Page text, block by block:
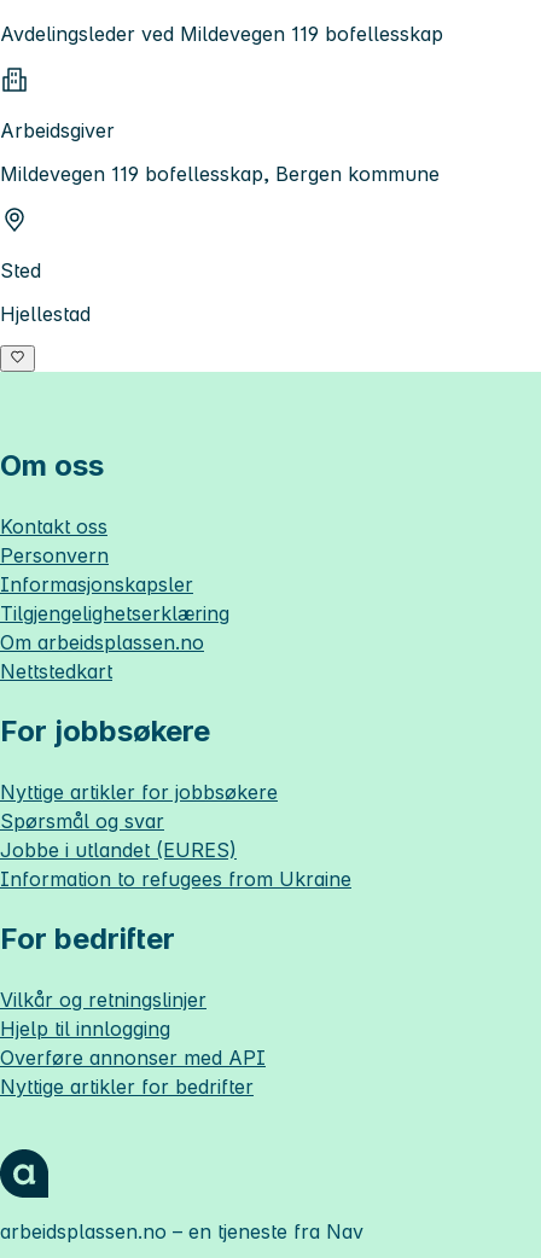
Avdelingsleder ved Mildevegen 119 bofellesskap
Arbeidsgiver
Mildevegen 119 bofellesskap, Bergen kommune
Sted
Hjellestad
Om oss
Kontakt oss
Personvern
Informasjonskapsler
Tilgjengelighetserklæring
Om arbeidsplassen.no
Nettstedkart
For jobbsøkere
Nyttige artikler for jobbsøkere
Spørsmål og svar
Jobbe i utlandet (EURES)
Information to refugees from Ukraine
For bedrifter
Vilkår og retningslinjer
Hjelp til innlogging
Overføre annonser med API
Nyttige artikler for bedrifter
arbeidsplassen.no – en tjeneste fra Nav